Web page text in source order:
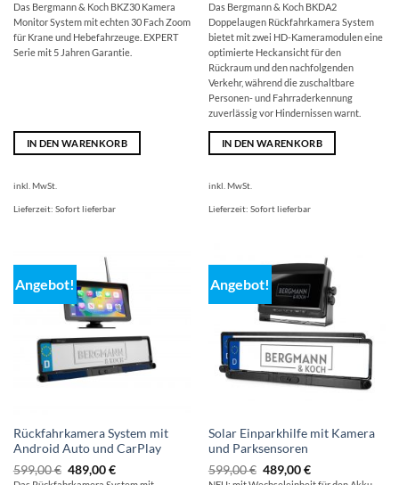
Das Bergmann & Koch BKZ30 Kamera
Monitor System mit echten 30 Fach Zoom
für Krane und Hebefahrzeuge. EXPERT
Serie mit 5 Jahren Garantie.
IN DEN WARENKORB
inkl. MwSt.
Lieferzeit: Sofort lieferbar
Das Bergmann & Koch BKDA2
Doppelaugen Rückfahrkamera System
bietet mit zwei HD-Kameramodulen eine
optimierte Heckansicht für den
Rückraum und den nachfolgenden
Verkehr, während die zuschaltbare
Personen- und Fahrraderkennung
zuverlässig vor Hindernissen warnt.
IN DEN WARENKORB
inkl. MwSt.
Lieferzeit: Sofort lieferbar
Angebot!
Rückfahrkamera System mit
Android Auto und CarPlay
599,00€ Ursprünglicher
Preis
489,00€Aktueller
Preis
Angebot!
Solar Einparkhilfe mit Kamera
und Parksensoren
599,00€ Ursprünglicher
Preis
489,00€Aktueller
Preis